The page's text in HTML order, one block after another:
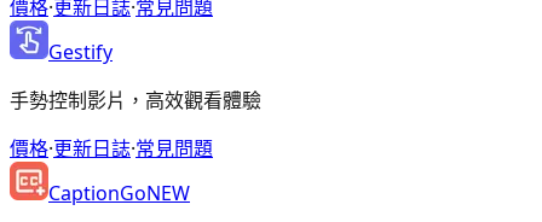
價格·更新日誌·常見問題
Gestify
手勢控制影片，高效觀看體驗
價格·更新日誌·常見問題
CaptionGoNEW